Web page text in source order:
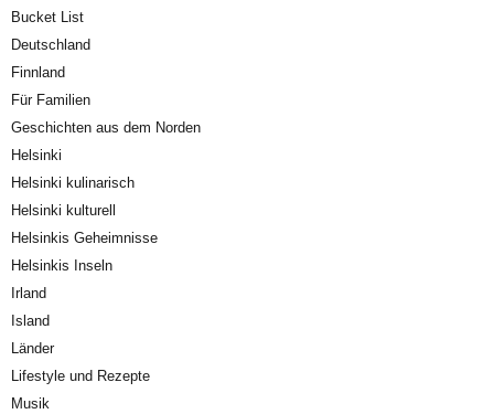
Bucket List
Deutschland
Finnland
Für Familien
Geschichten aus dem Norden
Helsinki
Helsinki kulinarisch
Helsinki kulturell
Helsinkis Geheimnisse
Helsinkis Inseln
Irland
Island
Länder
Lifestyle und Rezepte
Musik